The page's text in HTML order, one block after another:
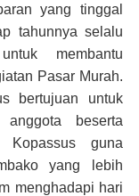
yang tinggal
tahunnya selalu
membantu
Pasar Murah.
bertujuan untuk
anggota beserta
Kopassus guna
yang lebih
menghadapi hari